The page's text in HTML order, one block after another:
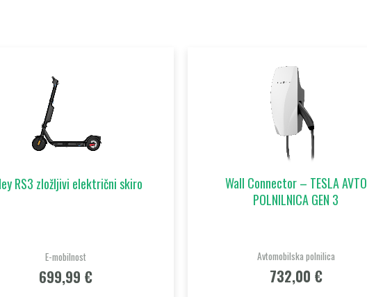
RS3 zložljivi električni skiro
E-mobilnost
699,99 €
Wall Connector – TESLA AVTO
POLNILNICA GEN 3
Avtomobilska polnilica
732,00 €